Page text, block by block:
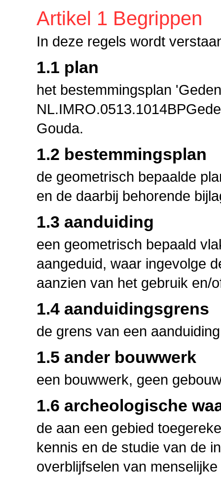
Artikel 1 Begrippen
In deze regels wordt
1.1 plan
het bestemmingsplan
Gouda.
1.2 bestemmingsplan
de geometrisch bepaalde
en de daarbij behorende
1.3 aanduiding
een geometrisch bepaald
aangeduid, waar ingevolge
aanzien van het gebruik en/
1.4 aanduidingsgrens
de grens van een
1.5 ander bouwwerk
een bouwwerk, geen
1.6 archeologische
de aan een gebied
kennis en de studie van de
overblijfselen van